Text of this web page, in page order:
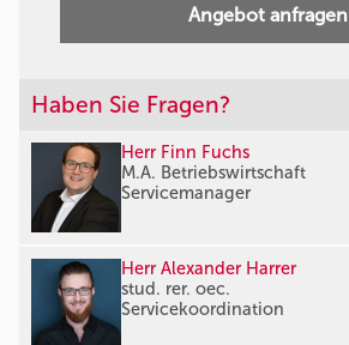
Angebot anfragen
Haben Sie Fragen?
Herr Finn Fuchs
M.A. Betriebswirtschaft
Servicemanager
Herr Alexander Harrer
stud. rer. oec.
Servicekoordination